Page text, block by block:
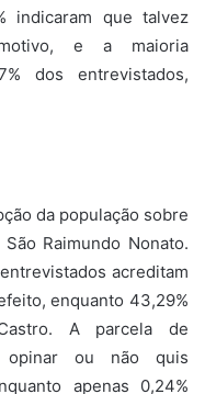
indicaram que talvez
e a maioria
dos entrevistados,
da população sobre
Raimundo Nonato.
acreditam
enquanto 43,29%
A parcela de
opinar ou não quis
apenas 0,24%